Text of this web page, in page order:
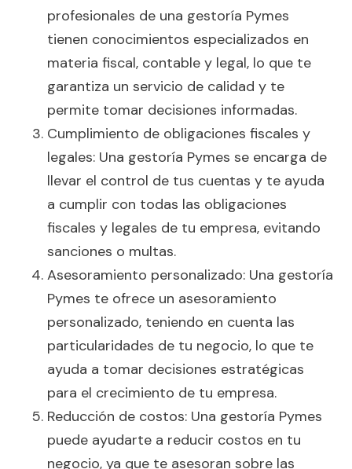
profesionales de una gestoría Pymes
tienen conocimientos especializados en
materia fiscal, contable y legal, lo que te
garantiza un servicio de calidad y te
permite tomar decisiones informadas.
Cumplimiento de obligaciones fiscales y
legales: Una gestoría Pymes se encarga de
llevar el control de tus cuentas y te ayuda
a cumplir con todas las obligaciones
fiscales y legales de tu empresa, evitando
sanciones o multas.
Asesoramiento personalizado: Una gestoría
Pymes te ofrece un asesoramiento
personalizado, teniendo en cuenta las
particularidades de tu negocio, lo que te
ayuda a tomar decisiones estratégicas
para el crecimiento de tu empresa.
Reducción de costos: Una gestoría Pymes
puede ayudarte a reducir costos en tu
negocio, ya que te asesoran sobre las